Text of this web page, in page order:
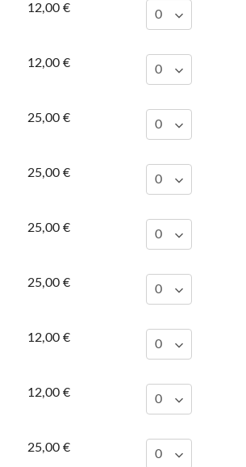
12,00 €
12,00 €
25,00 €
25,00 €
25,00 €
25,00 €
12,00 €
12,00 €
25,00 €